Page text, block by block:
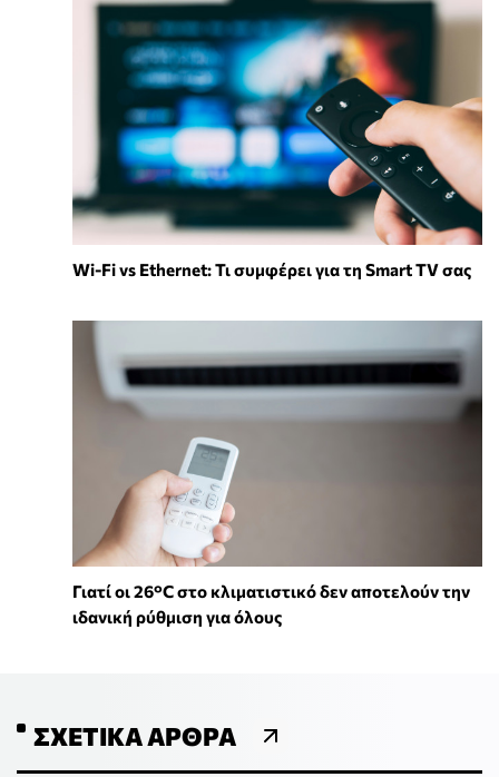
Wi-Fi vs Ethernet: Τι συμφέρει για τη Smart TV σας
Γιατί οι 26°C στο κλιματιστικό δεν αποτελούν την
ιδανική ρύθμιση για όλους
ΣΧΕΤΙΚΆ ΆΡΘΡΑ